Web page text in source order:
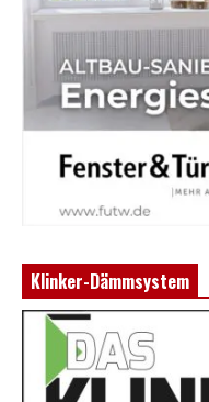
Klinker-Dämmsystem